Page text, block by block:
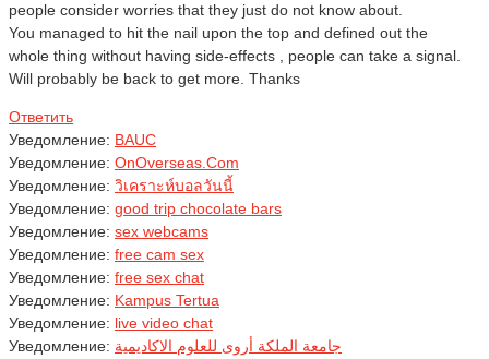
people consider worries that they just do not know about.
You managed to hit the nail upon the top and defined out the
whole thing without having side-effects , people can take a signal.
Will probably be back to get more. Thanks
Ответить
Уведомление: BAUC
Уведомление: OnOverseas.Com
Уведомление: วิเคราะห์บอลวันนี้
Уведомление: good trip chocolate bars
Уведомление: sex webcams
Уведомление: free cam sex
Уведомление: free sex chat
Уведомление: Kampus Tertua
Уведомление: live video chat
Уведомление: جامعة الملكة أروى للعلوم الاكاديمية